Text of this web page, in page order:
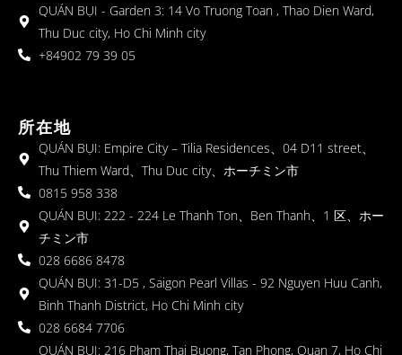
QUÁN BỤI - Garden 3: 14 Vo Truong Toan , Thao Dien Ward,
Thu Duc city, Ho Chi Minh city
+84902 79 39 05
所在地
QUÁN BỤI: Empire City – Tilia Residences、04 D11 street、
Thu Thiem Ward、Thu Duc city、ホーチミン市
0815 958 338
QUÁN BỤI: 222 - 224 Le Thanh Ton、Ben Thanh、1 区、ホー
チミン市
028 6686 8478
QUÁN BỤI: 31-D5 , Saigon Pearl Villas - 92 Nguyen Huu Canh,
Binh Thanh District, Ho Chi Minh city
028 6684 7706
QUÁN BỤI: 216 Pham Thai Buong, Tan Phong, Quan 7, Ho Chi